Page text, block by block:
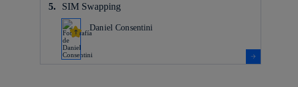
SIM Swapping
Daniel Consentini